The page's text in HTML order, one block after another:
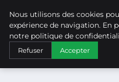
ACCUEIL
CHANGEMENT
LIGNE NOUVELLE
Nous utilisons des cookies
expérience de navigation. En
notre politique de
Refuser Accepter